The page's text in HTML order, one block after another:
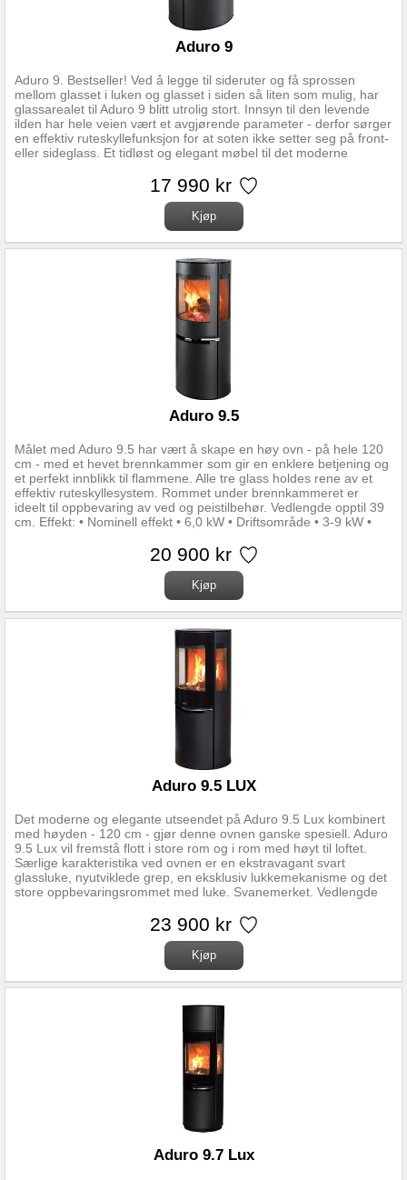
over gulv 67,7 cm Brennkammerbredde 33,9 cm Vedlengde maks
Aduro 9. Bestseller! Ved å legge til sideruter og få sprossen
mellom glasset i luken og glasset i siden så liten som mulig, har
glassarealet til Aduro 9 blitt utrolig stort. Innsyn til den levende
ilden har hele veien vært et avgjørende parameter - derfor sørger
en effektiv ruteskyllefunksjon for at soten ikke setter seg på front-
eller sideglass. Et tidløst og elegant møbel til det moderne
du velge Aduro 9 Air, da denne har ekstern lufttilførsel. Nominell
effekt 6,0 kW Driftsområde 3-9 kW Oppvarmningsareal 30-140
m2 Virkningsgrad 80 % Røykrør diameter topp/bak Ø150 mm Mål
(HxBxD) 95,8 x 50 x 44,7 cm Avstand fra gulv til senter bakuttak
84 cm. Avstand fra senter røykstuss til bakkant av ovn 20,3 cm
Se Link lenger oppe for fullstendig monteringsanvisning og regler
for monteringsavstander. Oppdatert versjon (07.03.2024) med
Aduro 9
17 990 kr
Målet med Aduro 9.5 har vært å skape en høy ovn - på hele 120
cm - med et hevet brennkammer som gir en enklere betjening og
et perfekt innblikk til flammene. Alle tre glass holdes rene av et
effektiv ruteskyllesystem. Rommet under brennkammeret er
ideelt til oppbevaring av ved og peistilbehør. Vedlengde opptil 39
cm. Effekt: • Nominell effekt • 6,0 kW • Driftsområde • 3-9 kW •
Aduro 9.5
20 900 kr
Det moderne og elegante utseendet på Aduro 9.5 Lux kombinert
med høyden - 120 cm - gjør denne ovnen ganske spesiell. Aduro
9.5 Lux vil fremstå flott i store rom og i rom med høyt til loftet.
Særlige karakteristika ved ovnen er en ekstravagant svart
glassluke, nyutviklede grep, en eksklusiv lukkemekanisme og det
store oppbevaringsrommet med luke. Svanemerket. Vedlengde
tilførsel. Effekt: • Nominell effekt • 6,0 kW • Driftsområde • 3-9 kW
• Oppvarmningsareal • 30-140 m2 • Virkningsgrad • 81,3 %
Aduro 9.5 LUX
23 900 kr
Aduro 9.7 Lux